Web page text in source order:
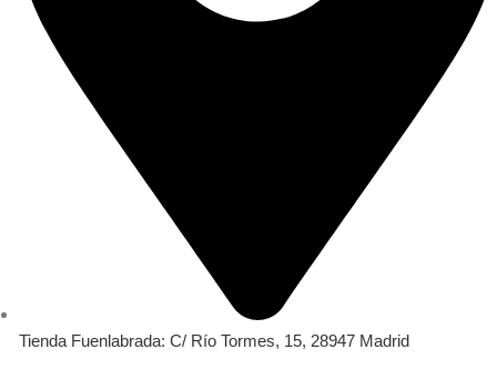
Tienda Fuenlabrada: C/ Río Tormes, 15, 28947 Madrid